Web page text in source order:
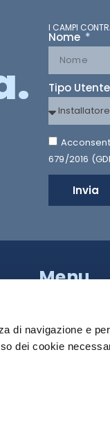
di navigazione e
dei cookie
I CAMPI
Nome
Tipo Utente
679/2016
Invia
Menu
SISTEMI
PRODOTTI